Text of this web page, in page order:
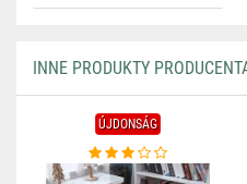
INNE PRODUKTY
ÚJDONSÁG